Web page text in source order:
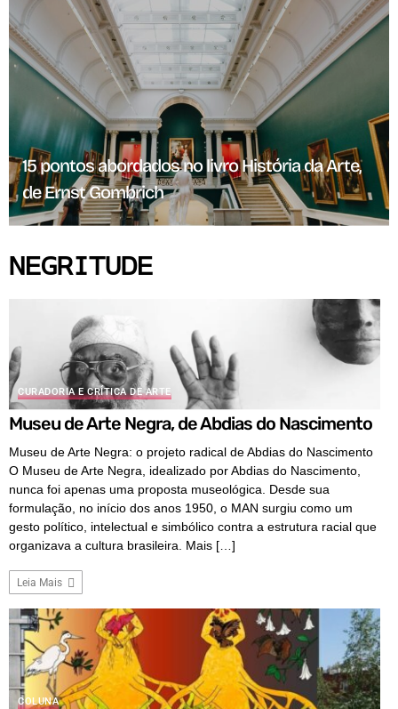
15 pontos abordados no livro História da Arte,
de Ernst Gombrich
NEGRITUDE
CURADORIA E CRÍTICA DE ARTE
Museu de Arte Negra, de Abdias do Nascimento
Museu de Arte Negra: o projeto radical de Abdias do Nascimento
O Museu de Arte Negra, idealizado por Abdias do Nascimento,
nunca foi apenas uma proposta museológica. Desde sua
formulação, no início dos anos 1950, o MAN surgiu como um
gesto político, intelectual e simbólico contra a estrutura racial que
organizava a cultura brasileira. Mais […]
Leia Mais
COLUNA